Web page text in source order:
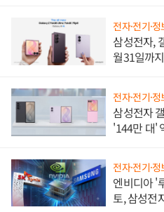
전자·전기·
삼성전자,
월31일까
전자·전기·
삼성전자
'144만 대'
전자·전기·
엔비디아 '
토, 삼성전